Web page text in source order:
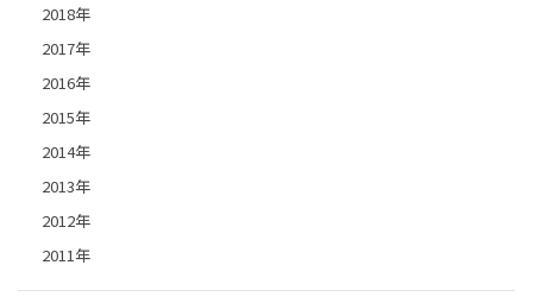
2018年
2017年
2016年
2015年
2014年
2013年
2012年
2011年